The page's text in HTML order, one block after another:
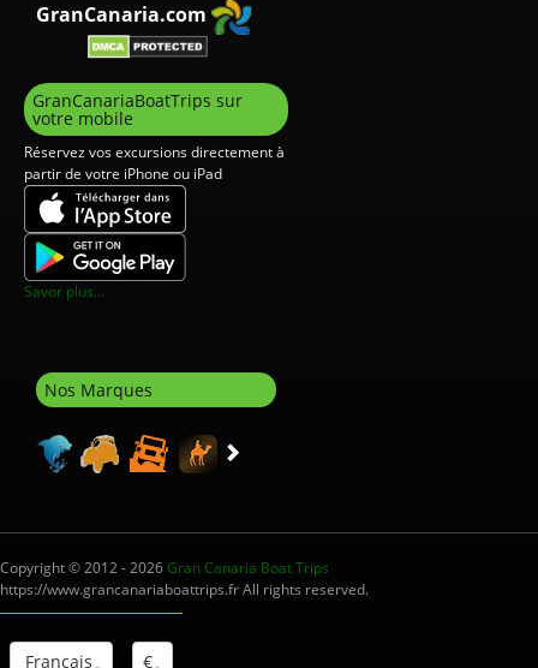
GranCanaria.com
GranCanariaBoatTrips sur
votre mobile
Réservez vos excursions directement à
partir de votre iPhone ou iPad
Savor plus...
Nos Marques
Copyright © 2012 - 2026Gran Canaria Boat Trips
https://www.grancanariaboattrips.fr All rights reserved.
Francais €